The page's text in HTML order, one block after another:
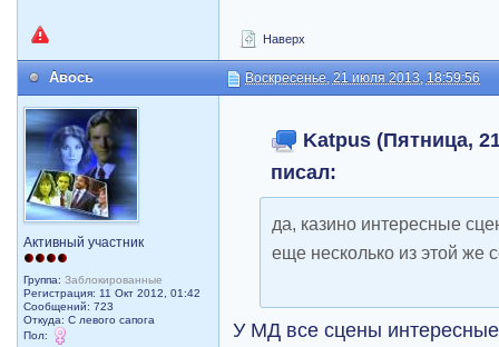
Наверх
Авось Воскресенье, 21 июля 2013, 18:59:56
Активный участник
Группа:Заблокированные
Регистрация: 11 Окт 2012, 01:42
Сообщений: 723
Откуда: С левого сапога
Пол:
Katpus (Пятница,
писал:
да, казино интересные
еще несколько из этой же
У МД все сцены